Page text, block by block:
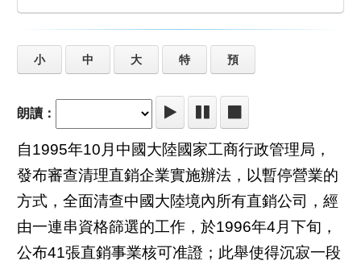
小 中 大 特 預
朗讀：
自1995年10月中國大陸國家工商行政管理局，
發布審查清理直銷企業實施辦法，以暫停營業的
方式，全面清查中國大陸境內所有直銷公司，經
由一連串資格篩選的工作，於1996年4月下旬，
公布41張直銷事業核可准證；此舉使得沉寂一段